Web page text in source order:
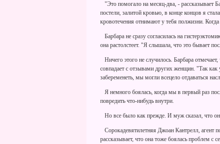
"Это помогало на месяц-два, - рассказывает
постели, залитой кровью, в конце концов я
кровотечения отнимают у тебя полжизни.
Барбара не сразу согласилась на
она растолстеет. "Я слышала, что это бывает
Ничего этого не случилось. Барбара
совпадает с отзывами других женщин. "Так
забеременеть, мы могли всецело отдаваться
Я немного боялась, когда мы в первый раз
повредить что-нибудь внутри.
Но все было как прежде. И муж сказал, что
Сорокадевятилетняя Джоан Кантрелл, агент
рассказывает, что она тоже боялась проблем с